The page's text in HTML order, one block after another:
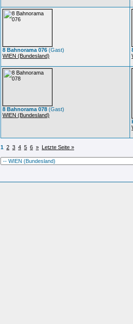
8 Bahnorama 076 (Gast)
WIEN (Bundesland)
8 Bahnorama 078 (Gast)
WIEN (Bundesland)
1 2 3 4 5 6 » Letzte Seite »